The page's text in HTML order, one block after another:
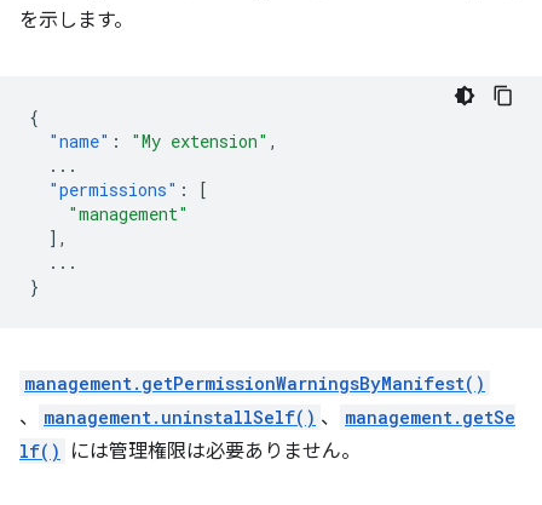
を示します。
{
"name" : "My extension" ,
...
"permissions" :
[
"management"
],
...
}
management.getPermissionWarningsByManifest()
、 management.uninstallSelf() 、
management.getSe
lf()
には管理権限は必要ありません。